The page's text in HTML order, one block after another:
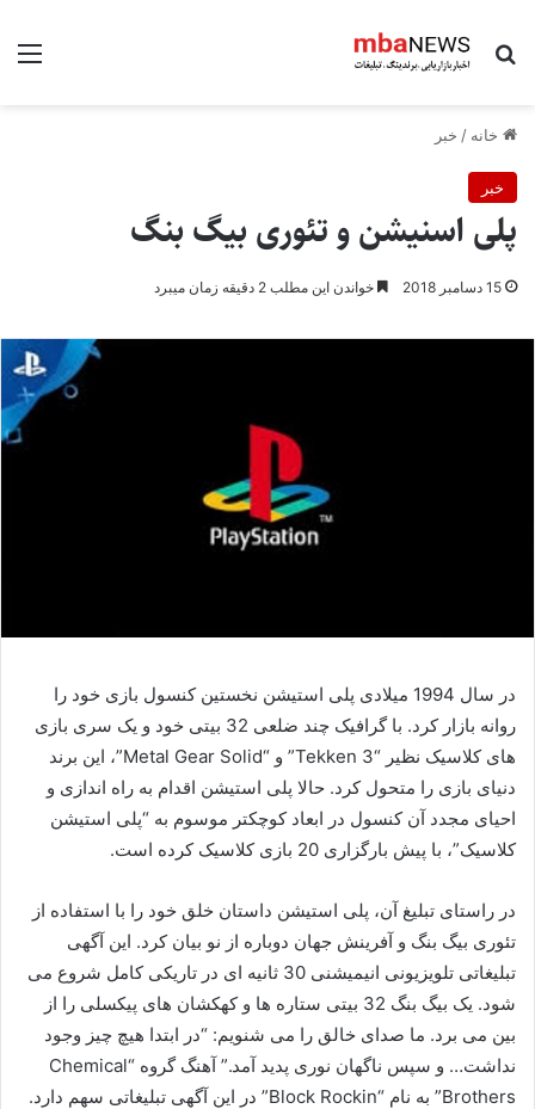
جستجو برای
خانه / خبر
خبر
پلی اسنیشن و تئوری بیگ بنگ
15 دسامبر 2018 خواندن این مطلب 2 دقیقه زمان میبرد
در سال 1994 میلادی پلی استیشن نخستین کنسول بازی خود را
روانه بازار کرد. با گرافیک چند ضلعی 32 بیتی خود و یک سری بازی
های کلاسیک نظیر “Tekken 3” و “Metal Gear Solid”، این برند
دنیای بازی را متحول کرد. حالا پلی استیشن اقدام به راه اندازی و
احیای مجدد آن کنسول در ابعاد کوچکتر موسوم به “پلی استیشن
کلاسیک”، با پیش بارگزاری 20 بازی کلاسیک کرده است.
در راستای تبلیغ آن، پلی استیشن داستان خلق خود را با استفاده از
تئوری بیگ بنگ و آفرینش جهان دوباره از نو بیان کرد. این آگهی
تبلیغاتی تلویزیونی انیمیشنی 30 ثانیه ای در تاریکی کامل شروع می
شود. یک بیگ بنگ 32 بیتی ستاره ها و کهکشان های پیکسلی را از
بین می برد. ما صدای خالق را می شنویم: “در ابتدا هیچ چیز وجود
نداشت… و سپس ناگهان نوری پدید آمد.” آهنگ گروه “Chemical
Brothers” به نام “Block Rockin” در این آگهی تبلیغاتی سهم دارد.